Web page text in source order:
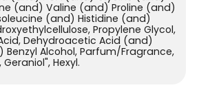
(and) Valine (and) Proline (and)
(and) Histidine (and)
Propylene Glycol,
Dehydroacetic Acid (and)
Benzyl Alcohol, Parfum/Fragrance,
Hexyl.